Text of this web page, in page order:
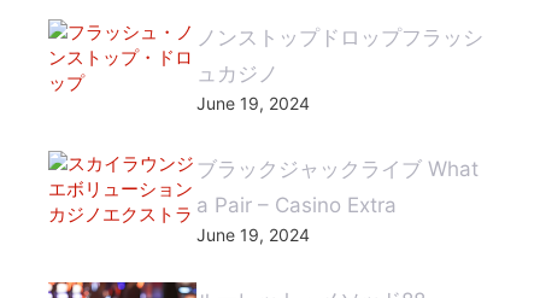
ノンストップドロップフラッシ
ュカジノ
June 19, 2024
ブラックジャックライブ What
a Pair – Casino Extra
June 19, 2024